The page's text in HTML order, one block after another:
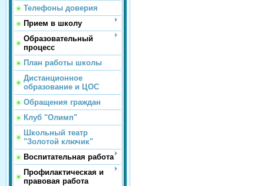
Телефоны доверия
Прием в школу
Образовательный
процесс
План работы школы
Дистанционное
образование и ЦОС
Обращения граждан
Клуб "Олимп"
Школьный театр
"Золотой ключик"
Воспитательная работа
Профилактическая и
правовая работа